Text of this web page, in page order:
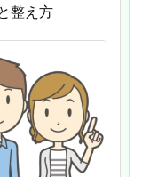
整え方